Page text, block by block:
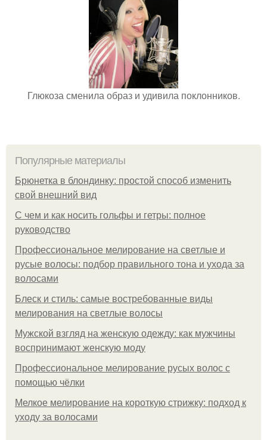
Глюкоза сменила образ и удивила поклонников.
Популярные материалы
Брюнетка в блондинку: простой способ изменить
свой внешний вид
С чем и как носить гольфы и гетры: полное
руководство
Профессиональное мелирование на светлые и
русые волосы: подбор правильного тона и ухода за
волосами
Блеск и стиль: самые востребованные виды
мелирования на светлые волосы
Мужской взгляд на женскую одежду: как мужчины
воспринимают женскую моду
Профессиональное мелирование русых волос с
помощью чёлки
Мелкое мелирование на короткую стрижку: подход к
уходу за волосами